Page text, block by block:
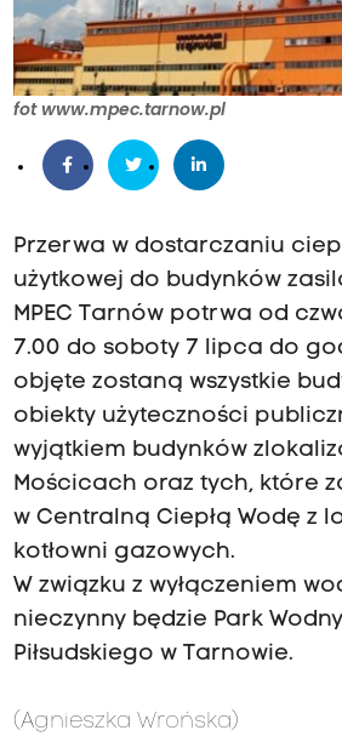
fot www.mpec.tarnow.pl
Przerwa w dostarczaniu
użytkowej do budynków
MPEC Tarnów potrwa od
7.00 do soboty 7 lipca do
objęte zostaną wszystkie
obiekty użyteczności
wyjątkiem budynków
Mościcach oraz tych, które
w Centralną Ciepłą Wodę z
kotłowni gazowych.
W związku z wyłączeniem
nieczynny będzie Park
Piłsudskiego w Tarnowie.
(Agnieszka Wrońska)